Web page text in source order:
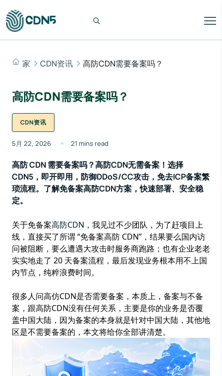
家 CDN资讯 高防CDN需要备案吗？
高防CDN需要备案吗？
CDN资讯
5月 22, 2026 21 mins read
高防 CDN 需要备案吗？高防CDN无需备案！选择
CDN5，即开即用，防御DDoS/CC攻击，免去ICP备案繁
琐流程。了解免备案高防CDN方案，快速部署、安全稳
定。
关于免备案高防CDN ，我见过不少团队，为了赶项目上
线，直接买了所谓 “免备案高防 CDN”，结果要么国内访
问被阻断，要么遭遇大攻击时服务商跑路；也有企业老老
实实地走了 20 天备案流程，最后发现业务根本用不上国
内节点，纯粹浪费时间。
很多人问高仿CDN是否需要备案，本质上，备案与不备
案，跟高防CDN没有任何关系，主要是你的业务是否覆
盖中国大陆，因为备案的本身就是针对中国大陆，其他地
区是不需要备案的，本文将给你全部讲清楚。